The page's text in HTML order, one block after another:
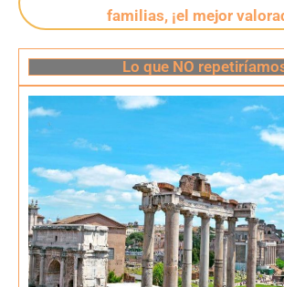
familias, ¡el mejor
Lo que NO